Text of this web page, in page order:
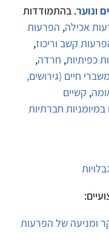
ונוער. בהתמודדות
אכילה, הפרעות
קשב וריכוז,
כפיתיות, חרדה,
משברי חיים (גירושים,
, קשיים
במיומניות חברתיות
ומניעה של הפרעות